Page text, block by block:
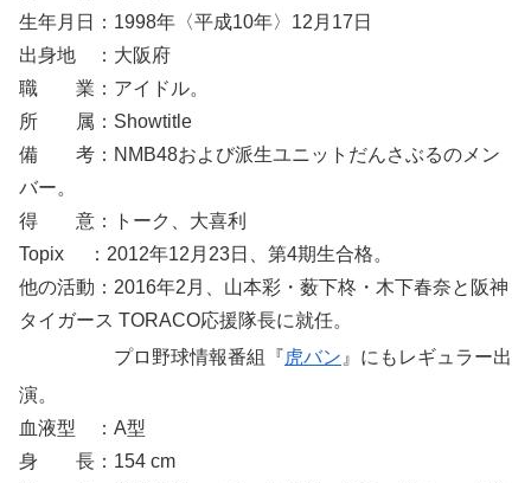
生年月日：1998年〈平成10年〉12月17日
出身地 ：大阪府
職 業：アイドル。
所 属：Showtitle
備 考：NMB48および派生ユニットだんさぶるのメン
バー。
得 意：トーク、大喜利
Topix ：2012年12月23日、第4期生合格。
他の活動：2016年2月、山本彩・薮下柊・木下春奈と阪神
タイガース TORACO応援隊長に就任。
プロ野球情報番組『 虎バン』にもレギュラー出
演。
血液型 ：A型
身 長：154 cm